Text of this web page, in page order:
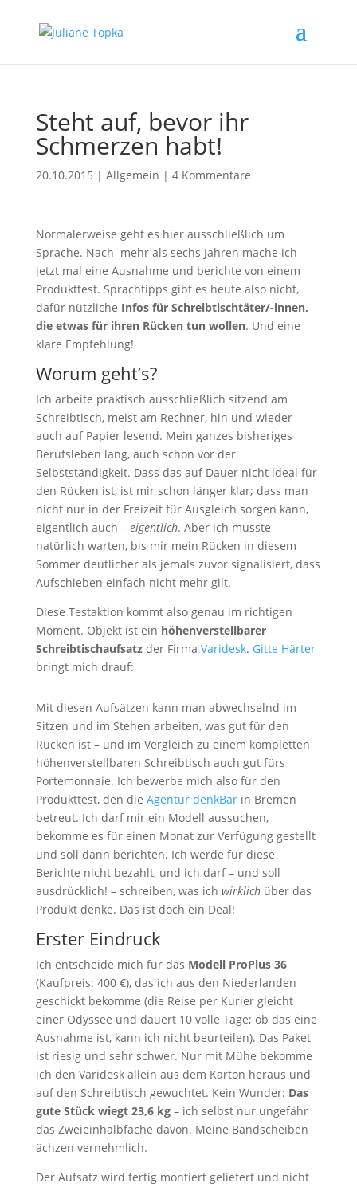
Steht auf, bevor ihr
Schmerzen habt!
20.10.2015 | Allgemein | 4 Kommentare
Normalerweise geht es hier ausschließlich um
Sprache. Nach mehr als sechs Jahren mache ich
jetzt mal eine Ausnahme und berichte von einem
Produkttest. Sprachtipps gibt es heute also nicht,
dafür nützliche Infos für Schreibtischtäter/-innen,
die etwas für ihren Rücken tun wollen. Und eine
klare Empfehlung!
Worum geht’s?
Ich arbeite praktisch ausschließlich sitzend am
Schreibtisch, meist am Rechner, hin und wieder
auch auf Papier lesend. Mein ganzes bisheriges
Berufsleben lang, auch schon vor der
Selbstständigkeit. Dass das auf Dauer nicht ideal für
den Rücken ist, ist mir schon länger klar; dass man
nicht nur in der Freizeit für Ausgleich sorgen kann,
eigentlich auch – eigentlich. Aber ich musste
natürlich warten, bis mir mein Rücken in diesem
Sommer deutlicher als jemals zuvor signalisiert, dass
Aufschieben einfach nicht mehr gilt.
Diese Testaktion kommt also genau im richtigen
Moment. Objekt ist ein höhenverstellbarer
Schreibtischaufsatzder Firma Varidesk. Gitte Härter
bringt mich drauf:
Mit diesen Aufsätzen kann man abwechselnd im
Sitzen und im Stehen arbeiten, was gut für den
Rücken ist – und im Vergleich zu einem kompletten
höhenverstellbaren Schreibtisch auch gut fürs
Portemonnaie. Ich bewerbe mich also für den
Produkttest, den die Agentur denkBarin Bremen
betreut. Ich darf mir ein Modell aussuchen,
bekomme es für einen Monat zur Verfügung gestellt
und soll dann berichten. Ich werde für diese
Berichte nicht bezahlt, und ich darf – und soll
ausdrücklich! – schreiben, was ich wirklichüber das
Produkt denke. Das ist doch ein Deal!
Erster Eindruck
Ich entscheide mich für das Modell ProPlus 36
(Kaufpreis: 400 €), das ich aus den Niederlanden
geschickt bekomme (die Reise per Kurier gleicht
einer Odyssee und dauert 10 volle Tage; ob das eine
Ausnahme ist, kann ich nicht beurteilen). Das Paket
ist riesig und sehr schwer. Nur mit Mühe bekomme
ich den Varidesk allein aus dem Karton heraus und
auf den Schreibtisch gewuchtet. Kein Wunder: Das
gute Stück wiegt 23,6 kg– ich selbst nur ungefähr
das Zweieinhalbfache davon. Meine Bandscheiben
ächzen vernehmlich.
Der Aufsatz wird fertig montiert geliefert und nicht